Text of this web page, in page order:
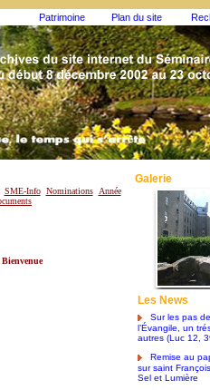
Patrimoine Plan du site
SME-Info Nominations
Année
Galerie
Les News
Sur les pas
l’Évangile, un
autres (Luc 12,
Remise au
sur saint
Sel et Lumière
Messe